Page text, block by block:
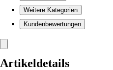
Weitere Kategorien
Kundenbewertungen
Artikeldetails